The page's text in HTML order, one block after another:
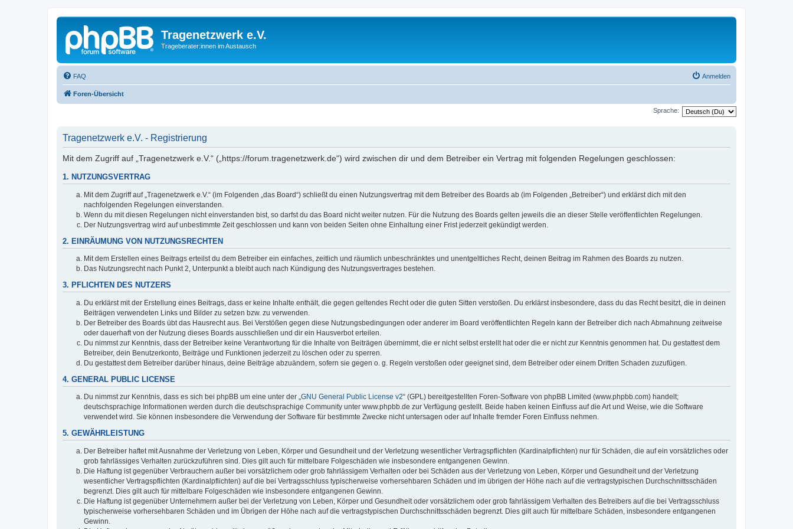
Tragenetzwerk e.V.
Trageberater:innen im Austausch
FAQ Anmelden
Foren-Übersicht
Sprache:
Tragenetzwerk e.V. - Registrierung
Mit dem Zugriff auf „Tragenetzwerk e.V.“ („https://forum.tragenetzwerk.de“) wird zwischen dir und dem Betreiber ein Vertrag mit folgenden Regelungen geschlossen:
1. NUTZUNGSVERTRAG
Mit dem Zugriff auf „Tragenetzwerk e.V.“ (im Folgenden „das Board“) schließt du einen Nutzungsvertrag mit dem Betreiber des Boards ab (im Folgenden „Betreiber“) und erklärst dich mit den
nachfolgenden Regelungen einverstanden.
Wenn du mit diesen Regelungen nicht einverstanden bist, so darfst du das Board nicht weiter nutzen. Für die Nutzung des Boards gelten jeweils die an dieser Stelle veröffentlichten Regelungen.
Der Nutzungsvertrag wird auf unbestimmte Zeit geschlossen und kann von beiden Seiten ohne Einhaltung einer Frist jederzeit gekündigt werden.
2. EINRÄUMUNG VON NUTZUNGSRECHTEN
Mit dem Erstellen eines Beitrags erteilst du dem Betreiber ein einfaches, zeitlich und räumlich unbeschränktes und unentgeltliches Recht, deinen Beitrag im Rahmen des Boards zu nutzen.
Das Nutzungsrecht nach Punkt 2, Unterpunkt a bleibt auch nach Kündigung des Nutzungsvertrages bestehen.
3. PFLICHTEN DES NUTZERS
Du erklärst mit der Erstellung eines Beitrags, dass er keine Inhalte enthält, die gegen geltendes Recht oder die guten Sitten verstoßen. Du erklärst insbesondere, dass du das Recht besitzt, die in deinen
Beiträgen verwendeten Links und Bilder zu setzen bzw. zu verwenden.
Der Betreiber des Boards übt das Hausrecht aus. Bei Verstößen gegen diese Nutzungsbedingungen oder anderer im Board veröffentlichten Regeln kann der Betreiber dich nach Abmahnung zeitweise
oder dauerhaft von der Nutzung dieses Boards ausschließen und dir ein Hausverbot erteilen.
Du nimmst zur Kenntnis, dass der Betreiber keine Verantwortung für die Inhalte von Beiträgen übernimmt, die er nicht selbst erstellt hat oder die er nicht zur Kenntnis genommen hat. Du gestattest dem
Betreiber, dein Benutzerkonto, Beiträge und Funktionen jederzeit zu löschen oder zu sperren.
Du gestattest dem Betreiber darüber hinaus, deine Beiträge abzuändern, sofern sie gegen o. g. Regeln verstoßen oder geeignet sind, dem Betreiber oder einem Dritten Schaden zuzufügen.
4. GENERAL PUBLIC LICENSE
Du nimmst zur Kenntnis, dass es sich bei phpBB um eine unter der „GNU General Public License v2“ (GPL) bereitgestellten Foren-Software von phpBB Limited (www.phpbb.com) handelt;
deutschsprachige Informationen werden durch die deutschsprachige Community unter www.phpbb.de zur Verfügung gestellt. Beide haben keinen Einfluss auf die Art und Weise, wie die Software
verwendet wird. Sie können insbesondere die Verwendung der Software für bestimmte Zwecke nicht untersagen oder auf Inhalte fremder Foren Einfluss nehmen.
5. GEWÄHRLEISTUNG
Der Betreiber haftet mit Ausnahme der Verletzung von Leben, Körper und Gesundheit und der Verletzung wesentlicher Vertragspflichten (Kardinalpflichten) nur für Schäden, die auf ein vorsätzliches oder
grob fahrlässiges Verhalten zurückzuführen sind. Dies gilt auch für mittelbare Folgeschäden wie insbesondere entgangenen Gewinn.
Die Haftung ist gegenüber Verbrauchern außer bei vorsätzlichem oder grob fahrlässigem Verhalten oder bei Schäden aus der Verletzung von Leben, Körper und Gesundheit und der Verletzung
wesentlicher Vertragspflichten (Kardinalpflichten) auf die bei Vertragsschluss typischerweise vorhersehbaren Schäden und im übrigen der Höhe nach auf die vertragstypischen Durchschnittsschäden
begrenzt. Dies gilt auch für mittelbare Folgeschäden wie insbesondere entgangenen Gewinn.
Die Haftung ist gegenüber Unternehmern außer bei der Verletzung von Leben, Körper und Gesundheit oder vorsätzlichem oder grob fahrlässigem Verhalten des Betreibers auf die bei Vertragsschluss
typischerweise vorhersehbaren Schäden und im Übrigen der Höhe nach auf die vertragstypischen Durchschnittsschäden begrenzt. Dies gilt auch für mittelbare Schäden, insbesondere entgangenen
Gewinn.